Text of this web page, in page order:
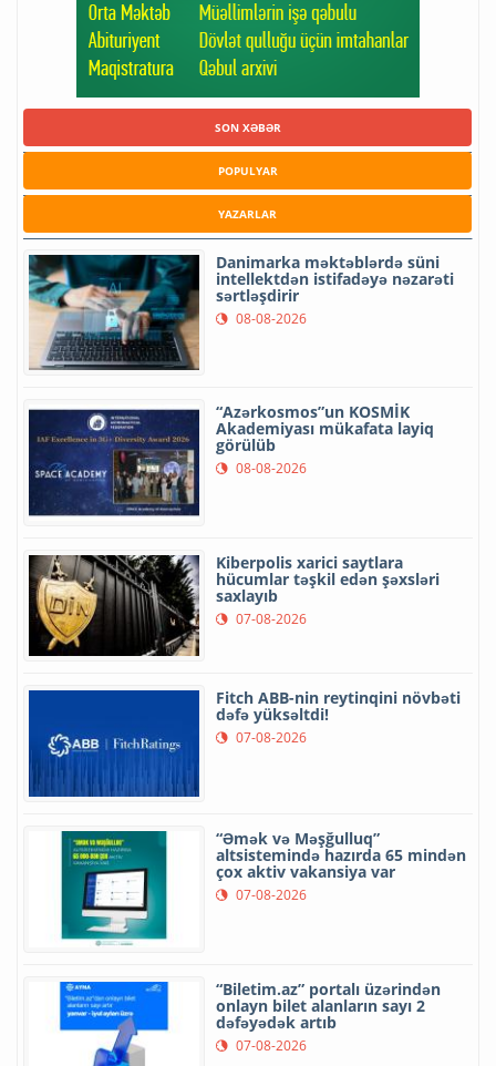
SON XƏBƏR
POPULYAR
YAZARLAR
Danimarka məktəblərdə süni
intellektdən istifadəyə nəzarəti
sərtləşdirir
08-08-2026
“Azərkosmos”un KOSMİK
Akademiyası mükafata layiq
görülüb
08-08-2026
Kiberpolis xarici saytlara
hücumlar təşkil edən şəxsləri
saxlayıb
07-08-2026
Fitch ABB-nin reytinqini növbəti
dəfə yüksəltdi!
07-08-2026
“Əmək və Məşğulluq”
altsistemində hazırda 65 mindən
çox aktiv vakansiya var
07-08-2026
“Biletim.az” portalı üzərindən
onlayn bilet alanların sayı 2
dəfəyədək artıb
07-08-2026